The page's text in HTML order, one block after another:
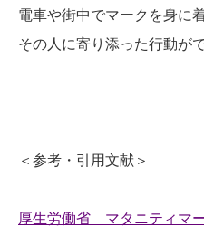
電車や街中でマークを身に
その人に寄り添った行動が
＜参考・引用文献＞
厚生労働省 マタニティマ